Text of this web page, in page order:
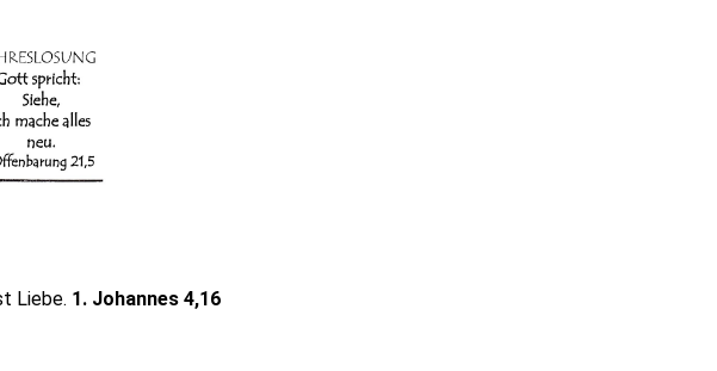
Liebe. 1. Johannes 4,16